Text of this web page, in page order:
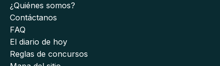
¿Quiénes somos?
Contáctanos
FAQ
El diario de hoy
Reglas de concursos